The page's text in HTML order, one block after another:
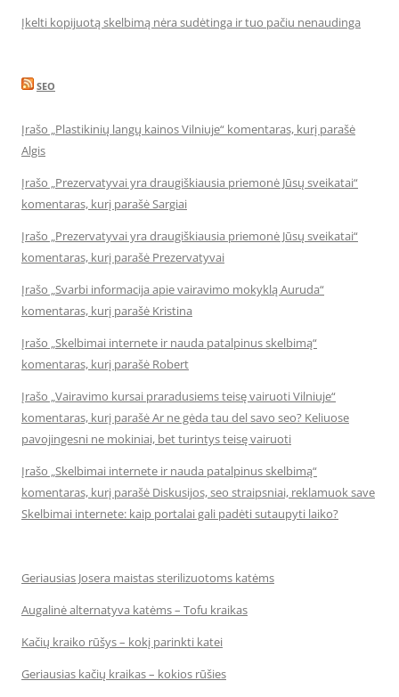
Įkelti kopijuotą skelbimą nėra sudėtinga ir tuo pačiu nenaudinga
SEO
Įrašo „Plastikinių langų kainos Vilniuje“ komentaras, kurį parašė
Algis
Įrašo „Prezervatyvai yra draugiškiausia priemonė Jūsų sveikatai“
komentaras, kurį parašė Sargiai
Įrašo „Prezervatyvai yra draugiškiausia priemonė Jūsų sveikatai“
komentaras, kurį parašė Prezervatyvai
Įrašo „Svarbi informacija apie vairavimo mokyklą Auruda“
komentaras, kurį parašė Kristina
Įrašo „Skelbimai internete ir nauda patalpinus skelbimą“
komentaras, kurį parašė Robert
Įrašo „Vairavimo kursai praradusiems teisę vairuoti Vilniuje“
komentaras, kurį parašė Ar ne gėda tau del savo seo? Keliuose
pavojingesni ne mokiniai, bet turintys teisę vairuoti
Įrašo „Skelbimai internete ir nauda patalpinus skelbimą“
komentaras, kurį parašė Diskusijos, seo straipsniai, reklamuok save
Skelbimai internete: kaip portalai gali padėti sutaupyti laiko?
Geriausias Josera maistas sterilizuotoms katėms
Augalinė alternatyva katėms – Tofu kraikas
Kačių kraiko rūšys – kokį parinkti katei
Geriausias kačių kraikas – kokios rūšies